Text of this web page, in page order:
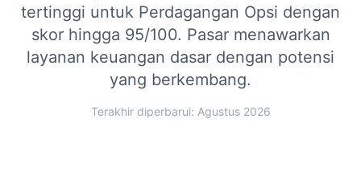
tertinggi untuk Perdagangan Opsi dengan
skor hingga 95/100. Pasar menawarkan
layanan keuangan dasar dengan potensi
yang berkembang.
Terakhir diperbarui: Agustus 2026